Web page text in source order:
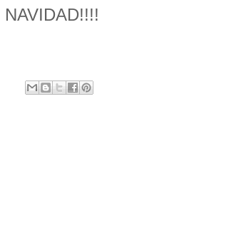
NAVIDAD!!!!